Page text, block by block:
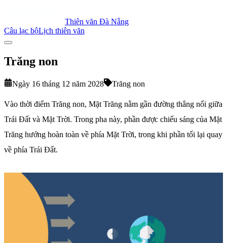
Thiên văn Đà Nẵng
Câu lạc bộLịch thiên văn
Trăng non
Ngày 16 tháng 12 năm 2028 Trăng non
Vào thời điểm Trăng non, Mặt Trăng nằm gần đường thẳng nối giữa
Trái Đất và Mặt Trời. Trong pha này, phần được chiếu sáng của Mặt
Trăng hướng hoàn toàn về phía Mặt Trời, trong khi phần tối lại quay
về phía Trái Đất.